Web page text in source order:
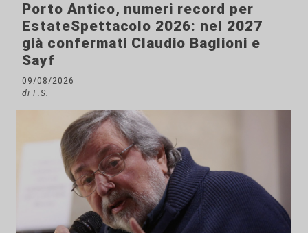
Porto Antico, numeri record per
EstateSpettacolo 2026: nel 2027
già confermati Claudio Baglioni e
Sayf
09/08/2026
di F.S.